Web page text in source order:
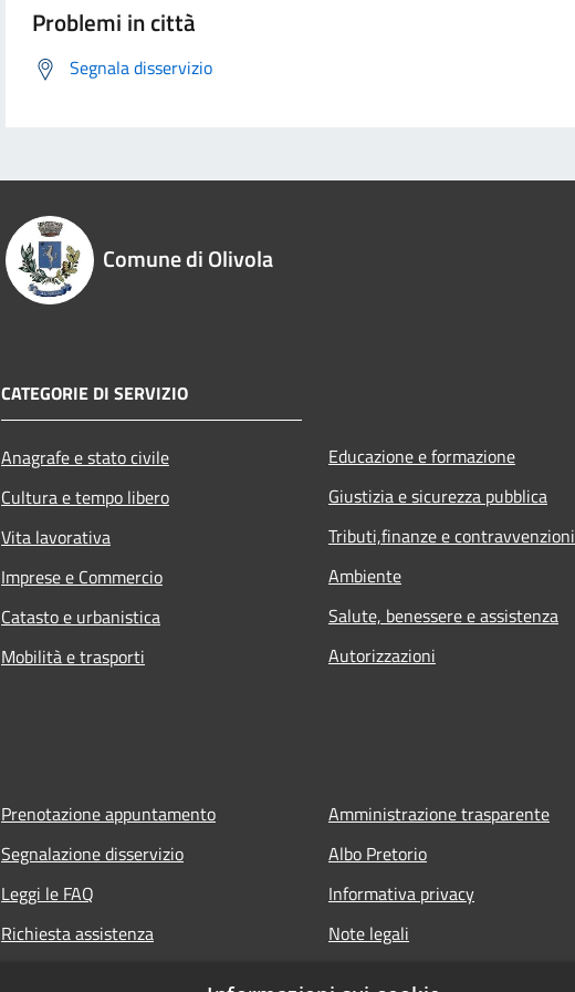
Problemi in città
Segnala disservizio
Comune di Olivola
CATEGORIE DI SERVIZIO
Anagrafe e stato civile
Cultura e tempo libero
Vita lavorativa
Imprese e Commercio
Catasto e urbanistica
Mobilità e trasporti
Educazione e formazione
Giustizia e sicurezza pubblica
Tributi,finanze e contravvenzioni
Ambiente
Salute, benessere e assistenza
Autorizzazioni
Prenotazione appuntamento
Segnalazione disservizio
Leggi le FAQ
Richiesta assistenza
Amministrazione trasparente
Albo Pretorio
Informativa privacy
Note legali